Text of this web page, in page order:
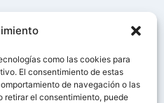
como las cookies para
El consentimiento de estas
de navegación o las
retirar el consentimiento, puede